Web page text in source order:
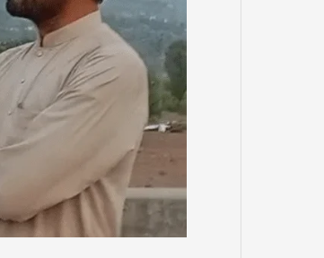
میں
ترجیحی
اقدامات
کیے
جائیں،
سعید
کا
مطالبہ